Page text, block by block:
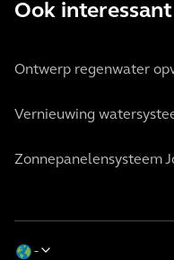
Ook interessant
Ontwerp regenwater
Vernieuwing
Zonnepanelensysteem